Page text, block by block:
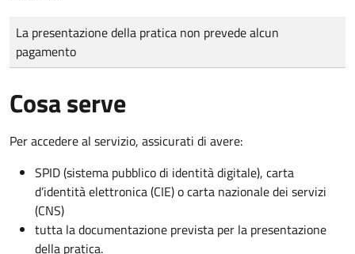
Tipo di pagamento
Importo
La presentazione della pratica non prevede alcun
pagamento
Cosa serve
Per accedere al servizio, assicurati di avere:
SPID (sistema pubblico di identità digitale), carta
d’identità elettronica (CIE) o carta nazionale dei servizi
(CNS)
tutta la documentazione prevista per la presentazione
della pratica.